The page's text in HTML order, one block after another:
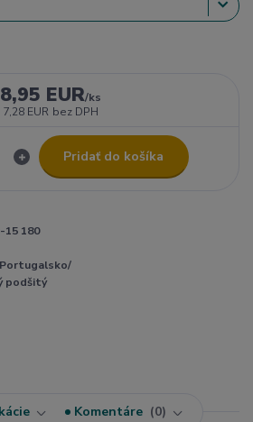
8,95 EUR/ks
7,28 EUR bez DPH
Pridať do košíka
15 180
podšitý
Komentáre 0